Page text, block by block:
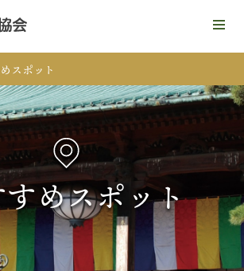
メ
ュ
を
開
スポット
めスポット